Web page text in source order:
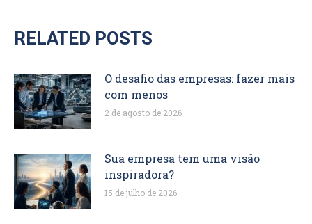
RELATED POSTS
O desafio das empresas: fazer mais
com menos
2 de agosto de 2026
Sua empresa tem uma visão
inspiradora?
15 de julho de 2026